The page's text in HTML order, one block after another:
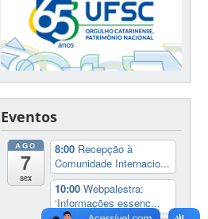
Eventos
AGO
7
sex
8:00 Recepção à
Comunidade Internacio...
10:00Webpalestra:
‘Informações essenc...